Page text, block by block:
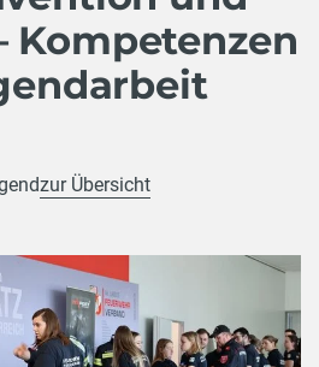
Kompetenzen
zur Übersicht